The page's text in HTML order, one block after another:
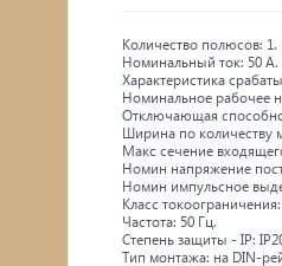
Количество полюсов: 1.
Номинальный ток: 50 А.
Характеристика
Номинальное рабочее
Отключающая
Ширина по количеству
Макс сечение
Номин напряжение
Номин импульсное
Класс токоограничения:
Частота: 50 Гц.
Степень защиты - IP:
Тип монтажа: на DIN-